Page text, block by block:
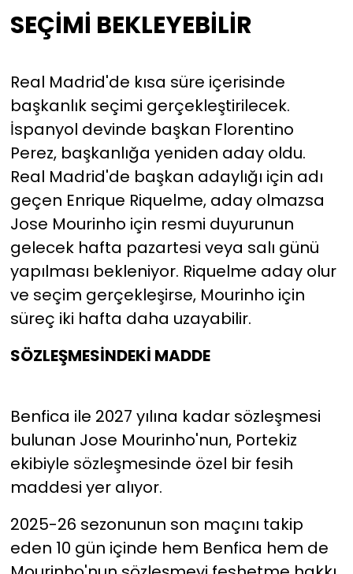
SEÇİMİ BEKLEYEBİLİR
Real Madrid'de kısa süre içerisinde
başkanlık seçimi gerçekleştirilecek.
İspanyol devinde başkan Florentino
Perez, başkanlığa yeniden aday oldu.
Real Madrid'de başkan adaylığı için adı
geçen Enrique Riquelme, aday olmazsa
Jose Mourinho için resmi duyurunun
gelecek hafta pazartesi veya salı günü
yapılması bekleniyor. Riquelme aday olur
ve seçim gerçekleşirse, Mourinho için
süreç iki hafta daha uzayabilir.
SÖZLEŞMESİNDEKİ MADDE
Benfica ile 2027 yılına kadar sözleşmesi
bulunan Jose Mourinho'nun, Portekiz
ekibiyle sözleşmesinde özel bir fesih
maddesi yer alıyor.
2025-26 sezonunun son maçını takip
eden 10 gün içinde hem Benfica hem de